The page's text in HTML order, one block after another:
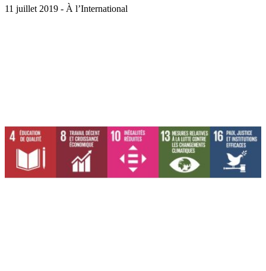
11 juillet 2019 - À l’International